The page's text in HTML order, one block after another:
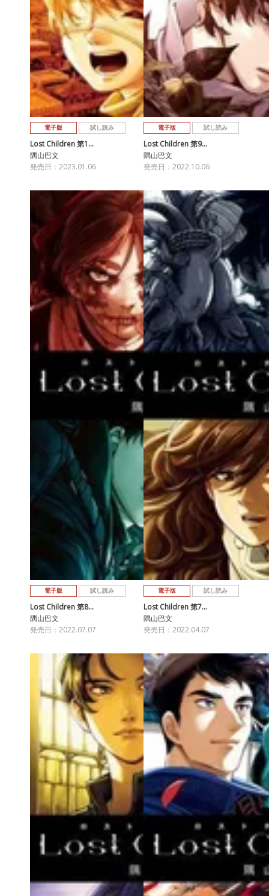
電子版 試し読み
Lost Children 第1…
隅山巴文
発売日：2023.01.06
電子版 試し読み
Lost Children 第9…
隅山巴文
発売日：2022.10.06
電子版 試し読み
Lost Children 第8…
隅山巴文
発売日：2022.07.07
電子版 試し読み
Lost Children 第7…
隅山巴文
発売日：2022.04.07